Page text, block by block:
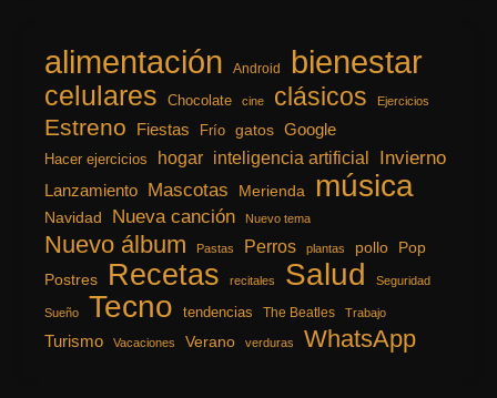
alimentación Android bienestar
celulares Chocolate cine clásicos Ejercicios
Estreno Fiestas Frío gatos Google
Hacer ejercicios hogar inteligencia artificial Invierno
Lanzamiento Mascotas Merienda música
Navidad Nueva canción Nuevo tema
Nuevo álbum Pastas Perros plantas pollo
Pop
Postres
Recetas recitales Salud Seguridad
Sueño Tecno tendencias The Beatles Trabajo
Turismo Vacaciones Verano verduras WhatsApp